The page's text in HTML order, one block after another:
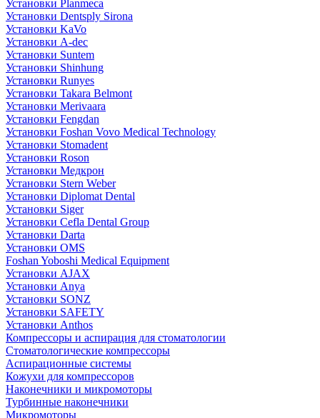
Установки Planmeca
Установки Dentsply Sirona
Установки KaVo
Установки A-dec
Установки Suntem
Установки Shinhung
Установки Runyes
Установки Takara Belmont
Установки Merivaara
Установки Fengdan
Установки Foshan Vovo Medical Technology
Установки Stomadent
Установки Roson
Установки Медкрон
Установки Stern Weber
Установки Diplomat Dental
Установки Siger
Установки Cefla Dental Group
Установки Darta
Установки OMS
Foshan Yoboshi Medical Equipment
Установки AJAX
Установки Anya
Установки SONZ
Установки SAFETY
Установки Anthos
Компрессоры и аспирация для стоматологии
Стоматологические компрессоры
Аспирационные системы
Кожухи для компрессоров
Наконечники и микромоторы
Турбинные наконечники
Микромоторы